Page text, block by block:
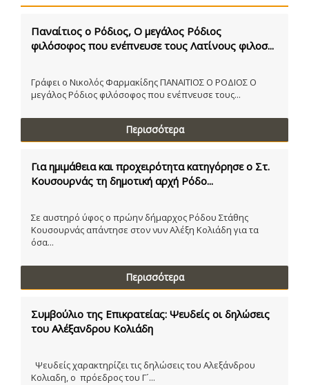
Παναίτιος ο Ρόδιος, Ο μεγάλος Ρόδιος
φιλόσοφος που ενέπνευσε τους Λατίνους φιλοσ...
Γράφει ο Νικολός Φαρμακίδης ΠΑΝΑΙΤΙΟΣ Ο ΡΟΔΙΟΣ Ο
μεγάλος Ρόδιος φιλόσοφος που ενέπνευσε τους...
Περισσότερα
Για ημιμάθεια και προχειρότητα κατηγόρησε ο Στ.
Κουσουρνάς τη δημοτική αρχή Ρόδο...
Σε αυστηρό ύφος ο πρώην δήμαρχος Ρόδου Στάθης
Κουσουρνάς απάντησε στον νυν Αλέξη Κολιάδη για τα
όσα...
Περισσότερα
Συμβούλιο της Επικρατείας: Ψευδείς οι δηλώσεις
του Αλέξανδρου Κολιάδη
Ψευδείς χαρακτηρίζει τις δηλώσεις του Αλεξάνδρου
Κολιαδη, ο πρόεδρος του Γ´...